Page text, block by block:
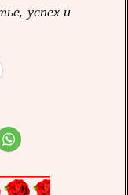
успех и